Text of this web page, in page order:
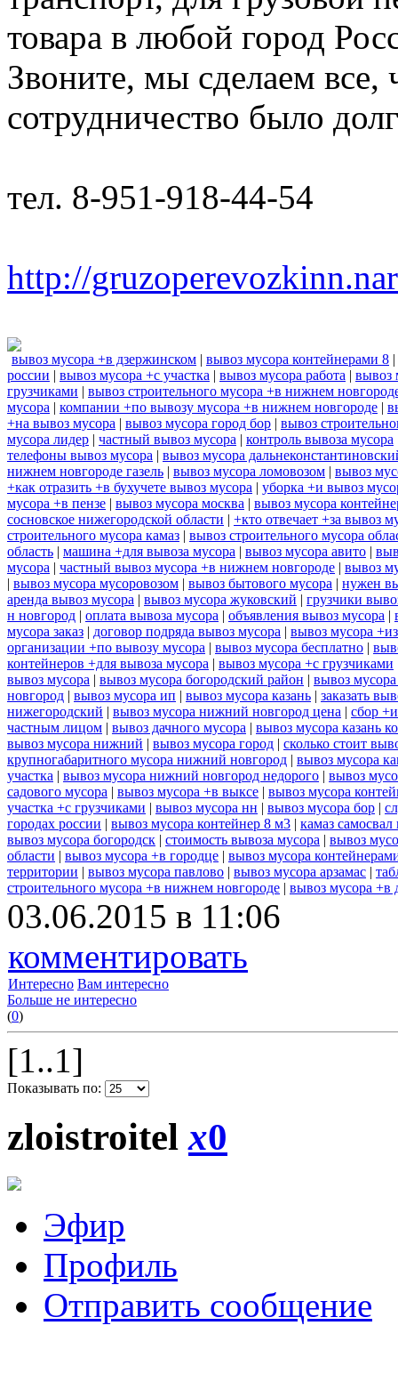
товара в любой город
Звоните, мы сделаем
сотрудничество было
тел. 8-951-918-44-54
http://
вывоз мусора +в дзержинском | вывоз мусора контейнерами 8 |
россии | вывоз мусора +с участка | вывоз мусора работа | вывоз
грузчиками | вывоз строительного мусора +в нижнем
мусора | компании +по вывозу мусора +в нижнем новгороде |
+на вывоз мусора | вывоз мусора город бор | вывоз
мусора лидер | частный вывоз мусора | контроль вывоза мусора
телефоны вывоз мусора | вывоз мусора
нижнем новгороде газель | вывоз мусора ломовозом | вывоз
+как отразить +в бухучете вывоз мусора | уборка +и вывоз
мусора +в пензе | вывоз мусора москва | вывоз мусора
сосновское нижегородской области | +кто отвечает +за вывоз
строительного мусора камаз | вывоз строительного мусора
область | машина +для вывоза мусора | вывоз мусора авито |
мусора | частный вывоз мусора +в нижнем новгороде | вывоз
| вывоз мусора мусоровозом | вывоз бытового мусора | нужен
аренда вывоз мусора | вывоз мусора жуковский | грузчики
н новгород | оплата вывоза мусора | объявления вывоз мусора |
мусора заказ | договор подряда вывоз мусора | вывоз мусора
организации +по вывозу мусора | вывоз мусора бесплатно |
контейнеров +для вывоза мусора | вывоз мусора +с грузчиками
вывоз мусора | вывоз мусора богородский район | вывоз
новгород | вывоз мусора ип | вывоз мусора казань | заказать
нижегородский | вывоз мусора нижний новгород цена | сбор
частным лицом | вывоз дачного мусора | вывоз мусора казань
вывоз мусора нижний | вывоз мусора город | сколько стоит
крупногабаритного мусора нижний новгород | вывоз мусора
участка | вывоз мусора нижний новгород недорого | вывоз
садового мусора | вывоз мусора +в выксе | вывоз мусора
участка +с грузчиками | вывоз мусора нн | вывоз мусора бор |
городах россии | вывоз мусора контейнер 8 м3 | камаз
вывоз мусора богородск | стоимость вывоза мусора | вывоз
области | вывоз мусора +в городце | вывоз мусора
территории | вывоз мусора павлово | вывоз мусора арзамас |
строительного мусора +в нижнем новгороде | вывоз мусора +в
03.06.2015 в 11:06
комментировать
Интересно Вам интересно
Больше не интересно
(0)
[1..1]
Показывать по:
zloistroitelx0
Эфир
Профиль
Отправить сообщение